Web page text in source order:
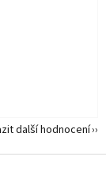
další hodnocení